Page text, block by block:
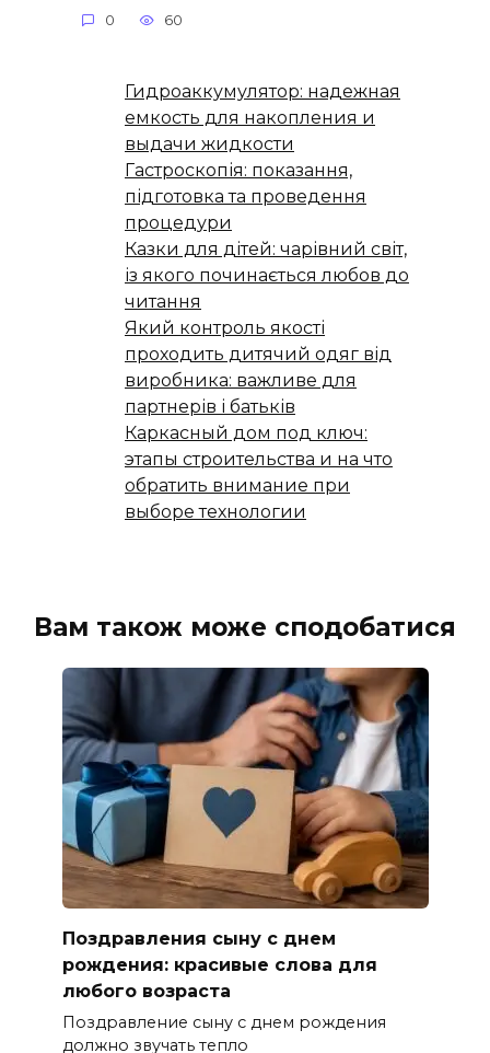
0 60
Гидроаккумулятор: надежная
емкость для накопления и
выдачи жидкости
Гастроскопія: показання,
підготовка та проведення
процедури
Казки для дітей: чарівний світ,
із якого починається любов до
читання
Який контроль якості
проходить дитячий одяг від
виробника: важливе для
партнерів і батьків
Каркасный дом под ключ:
этапы строительства и на что
обратить внимание при
выборе технологии
Вам також може сподобатися
Поздравления сыну с днем
рождения: красивые слова для
любого возраста
Поздравление сыну с днем рождения
должно звучать тепло